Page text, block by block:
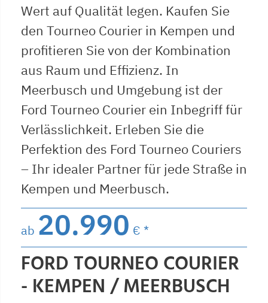
Wert auf Qualität legen. Kaufen Sie
den Tourneo Courier in Kempen und
profitieren Sie von der Kombination
aus Raum und Effizienz. In
Meerbusch und Umgebung ist der
Ford Tourneo Courier ein Inbegriff für
Verlässlichkeit. Erleben Sie die
Perfektion des Ford Tourneo Couriers
– Ihr idealer Partner für jede Straße in
Kempen und Meerbusch.
ab 20.990 € *
FORD TOURNEO COURIER
- KEMPEN / MEERBUSCH